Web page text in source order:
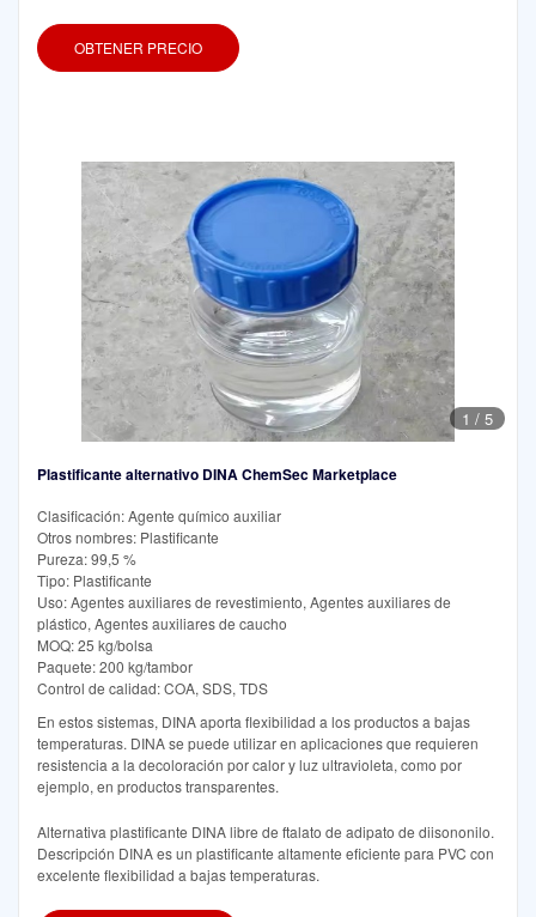
OBTENER PRECIO
1 / 5
Plastificante alternativo DINA ChemSec Marketplace
Clasificación: Agente químico auxiliar
Otros nombres: Plastificante
Pureza: 99,5 %
Tipo: Plastificante
Uso: Agentes auxiliares de revestimiento, Agentes auxiliares de
plástico, Agentes auxiliares de caucho
MOQ: 25 kg/bolsa
Paquete: 200 kg/tambor
Control de calidad: COA, SDS, TDS
En estos sistemas, DINA aporta flexibilidad a los productos a bajas
temperaturas. DINA se puede utilizar en aplicaciones que requieren
resistencia a la decoloración por calor y luz ultravioleta, como por
ejemplo, en productos transparentes.
Alternativa plastificante DINA libre de ftalato de adipato de diisononilo.
Descripción DINA es un plastificante altamente eficiente para PVC con
excelente flexibilidad a bajas temperaturas.